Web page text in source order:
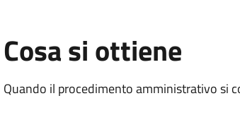
Cosa si ottiene
Quando il procedimento amministrativo si